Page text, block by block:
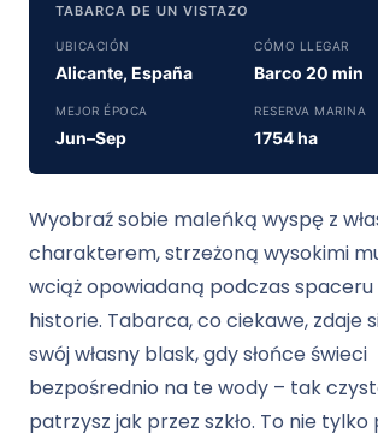
TABARCA DE UN VISTAZO
UBICACIÓN
Alicante, España
CÓMO LLEGAR
Barco 20 min
MEJOR ÉPOCA
Jun–Sep
RESERVA MARINA
1754 ha
Wyobraź sobie maleńką wyspę z
charakterem, strzeżoną wysokimi
wciąż opowiadaną podczas
historie. Tabarca, co ciekawe, zdaje
swój własny blask, gdy słońce świeci
bezpośrednio na te wody – tak
patrzysz jak przez szkło. To nie tylko